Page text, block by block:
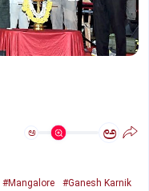
ಅ ಅ
#Mangalore
#Ganesh Karnik